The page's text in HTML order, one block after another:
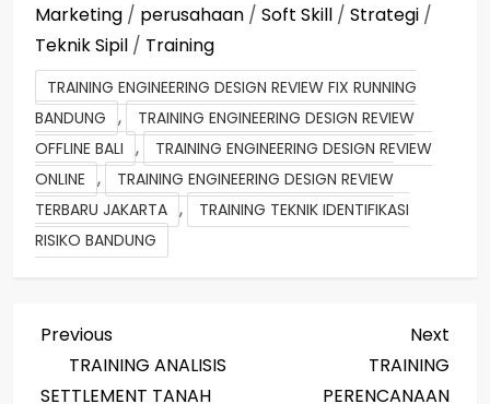
Marketing / perusahaan / Soft Skill / Strategi /
Teknik Sipil / Training
TRAINING ENGINEERING DESIGN REVIEW FIX RUNNING
BANDUNG ,
TRAINING ENGINEERING DESIGN REVIEW
OFFLINE BALI ,
TRAINING ENGINEERING DESIGN REVIEW
ONLINE ,
TRAINING ENGINEERING DESIGN REVIEW
TERBARU JAKARTA ,
TRAINING TEKNIK IDENTIFIKASI
RISIKO BANDUNG
P
o
Previous
Post
Previous
TRAINING ANALISIS
SETTLEMENT TANAH
Next
TRAINING
PERENCANAAN